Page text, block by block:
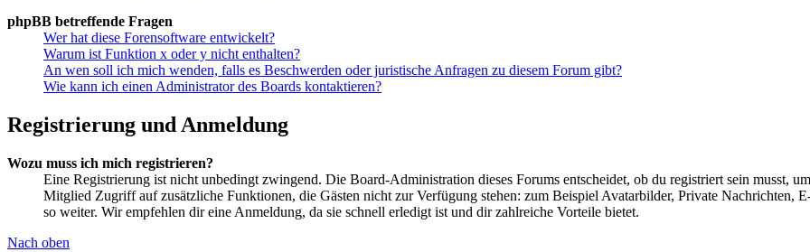
phpBB betreffende Fragen
Wer hat diese Forensoftware entwickelt?
Warum ist Funktion x oder y nicht enthalten?
An wen soll ich mich wenden, falls es Beschwerden oder juristische Anfragen zu diesem Forum gibt?
Wie kann ich einen Administrator des Boards kontaktieren?
Registrierung und Anmeldung
Wozu muss ich mich registrieren?
Eine Registrierung ist nicht unbedingt zwingend. Die Board-Administration dieses Forums entscheidet, ob du registriert sein musst,
Mitglied Zugriff auf zusätzliche Funktionen, die Gästen nicht zur Verfügung stehen: zum Beispiel Avatarbilder, Private Nachrichten,
so weiter. Wir empfehlen dir eine Anmeldung, da sie schnell erledigt ist und dir zahlreiche Vorteile bietet.
Nach oben